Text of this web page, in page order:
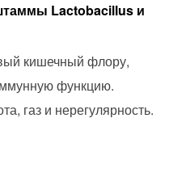
Lactobacillus и
кишечный флору,
функцию.
газ и нерегулярность.